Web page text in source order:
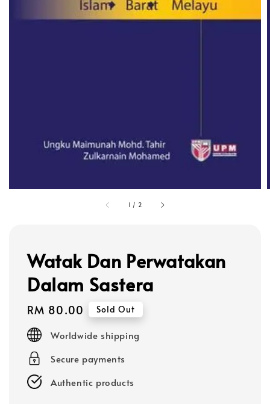
1 / 2
Watak Dan Perwatakan
Dalam Sastera
Regular
price
RM 80.00 Sold Out
Worldwide shipping
Secure payments
Authentic products